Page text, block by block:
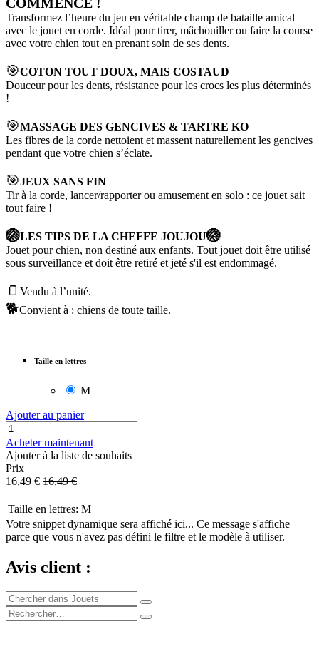
Transformez l’heure du jeu en véritable champ de bataille amical
avec le jouet en corde. Idéal pour tirer, mâchouiller ou faire la course
avec votre chien tout en prenant soin de ses dents.
🎯COTON TOUT DOUX, MAIS COSTAUD
Douceur pour les dents, résistance pour les crocs les plus déterminés
!
🎯MASSAGE DES GENCIVES & TARTRE KO
Les fibres de la corde nettoient et massent naturellement les gencives
pendant que votre chien s’éclate.
🎯JEUX SANS FIN
Tir à la corde, lancer/rapporter ou amusement en solo : ce jouet sait
tout faire !
🏐LES TIPS DE LA CHEFFE JOUJOU🏐
Jouet pour chien, non destiné aux enfants. Tout jouet doit être utilisé
sous surveillance et doit être retiré et jeté s'il est endommagé.
🫙 Vendu à l’unité.
🐕Convient à : chiens de toute taille.
Taille en lettres
M
Ajouter au panier
Acheter maintenant
Ajouter à la liste de souhaits
Prix
16,49 € 16,49€
Taille en lettres: M
Votre snippet dynamique sera affiché ici... Ce message s'affiche
parce que vous n'avez pas défini le filtre et le modèle à utiliser.
Avis client :